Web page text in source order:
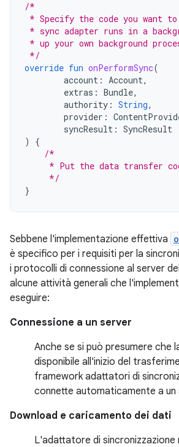
/*
* Specify the code you want
* sync adapter runs in a
* up your own background
*/
override fun onPerformSync(
account : Account,
extras : Bundle,
authority : String,
provider :
syncResult : SyncResult
)
{
/*
* Put the data transfer
     */
}
Sebbene l'implementazione effettiva
è specifico per i requisiti per la
i protocolli di connessione al server
alcune attività generali che
eseguire:
Connessione a un server
Anche se si può presumere che
disponibile all'inizio del
framework adattatori di
connette automaticamente a un
Download e caricamento dei dati
L'adattatore di sincronizzazione